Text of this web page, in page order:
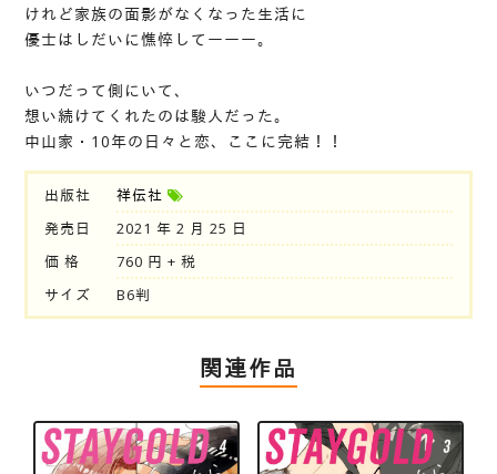
けれど家族の面影がなくなった生活に
優士はしだいに憔悴してーーー。
いつだって側にいて、
想い続けてくれたのは駿人だった。
中山家・10年の日々と恋、ここに完結！！
出版社
祥伝社
発売日
2021 年 2 月 25 日
価 格
760 円 + 税
サイズ
B6判
関連作品